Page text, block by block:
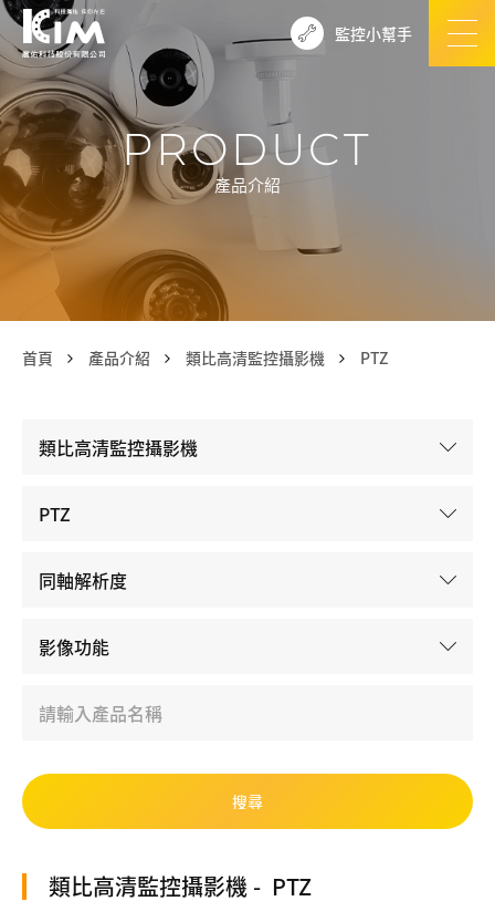
監控小幫手
PRODUCT
產品介紹
首頁 產品介紹 類比高清監控攝影機 PTZ
類比高清監控攝影機 PTZ